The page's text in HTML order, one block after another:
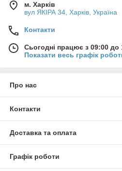
м. Харків
вул ЯКІРА 34, Харків, Україна
Контакти
Сьогодні працює з 09:00 до
Показати весь графік
Про нас
Контакти
Доставка та оплата
Графік роботи